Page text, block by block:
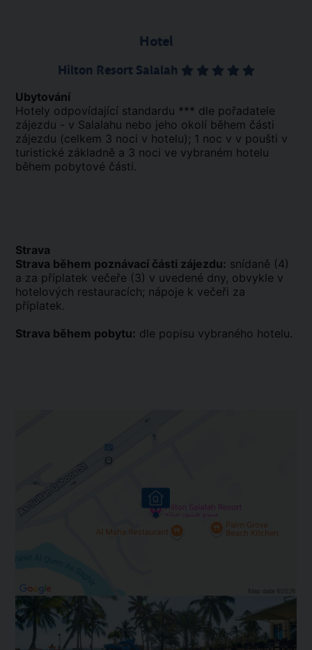
Hotel
Hilton Resort Salalah
Ubytování
Hotely odpovídající standardu *** dle pořadatele
zájezdu - v Salalahu nebo jeho okolí během části
zájezdu (celkem 3 noci v hotelu); 1 noc v v poušti v
turistické základně a 3 noci ve vybraném hotelu
během pobytové části.
Strava
Strava během poznávací části zájezdu: snídaně (4)
a za příplatek večeře (3) v uvedené dny, obvykle v
hotelových restauracích; nápoje k večeři za
příplatek.
Strava během pobytu: dle popisu vybraného hotelu.